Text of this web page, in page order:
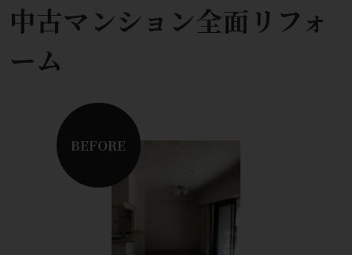
中古マンション全面リフォ
ーム
BEFORE